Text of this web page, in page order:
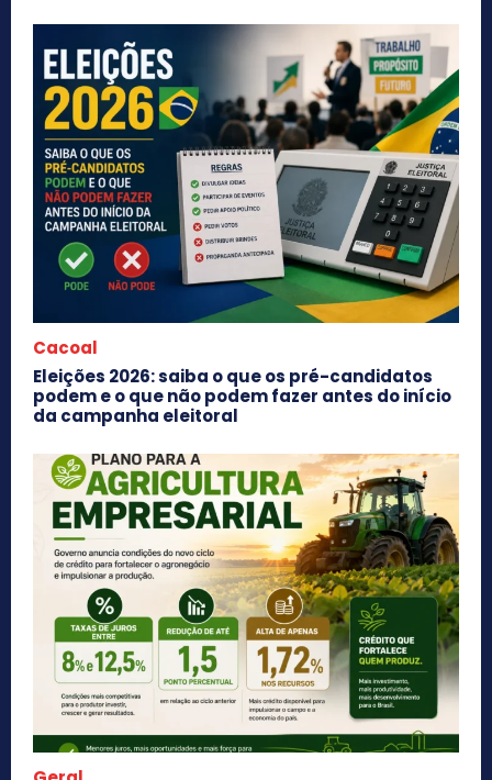
Cacoal
Eleições 2026: saiba o que os pré-candidatos
podem e o que não podem fazer antes do início
da campanha eleitoral